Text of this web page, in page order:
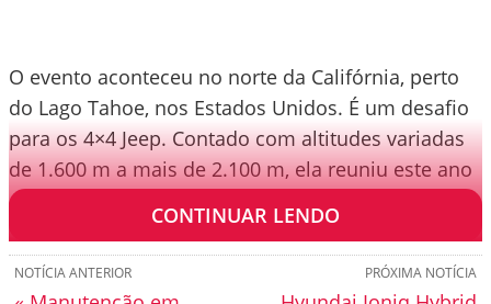
O evento aconteceu no norte da Califórnia, perto
do Lago Tahoe, nos Estados Unidos. É um desafio
para os 4×4 Jeep. Contado com altitudes variadas
de 1.600 m a mais de 2.100 m, ela reuniu este ano
450 pessoas e 125 unidades Jeep.
CONTINUAR LENDO
PRÓXIMA NOTÍCIA
NOTÍCIA ANTERIOR